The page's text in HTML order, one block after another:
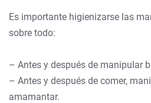
Es importante higienizarse las
sobre todo:
– Antes y después de manipular
– Antes y después de comer,
amamantar.